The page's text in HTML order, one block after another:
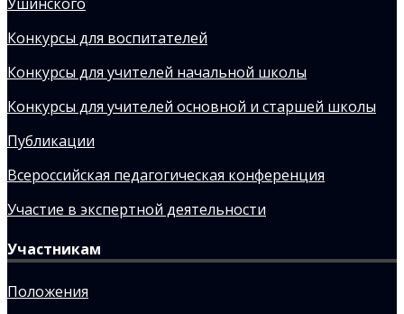
Конкурсы для воспитателей
Конкурсы для учителей начальной школы
Конкурсы для учителей основной и старшей школы
Публикации
Всероссийская педагогическая конференция
Участие в экспертной деятельности
Участникам
Положения